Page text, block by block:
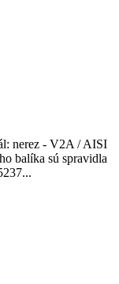
nerez - V2A / AISI
balíka sú spravidla